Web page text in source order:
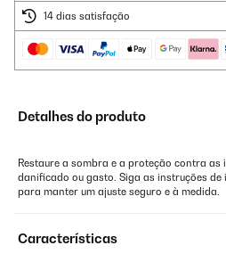
14 dias satisfação
Detalhes do produto
Restaure a sombra e a proteção contra
danificado ou gasto. Siga as instruções
para manter um ajuste seguro e à medida.
Características